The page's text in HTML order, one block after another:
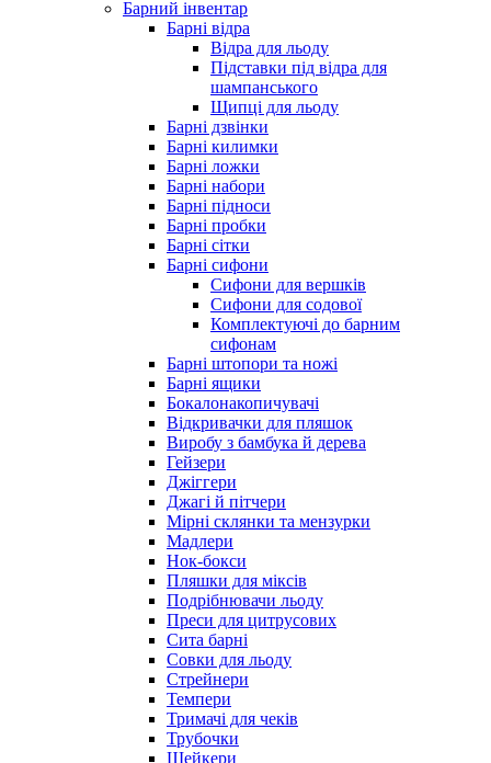
Барний інвентар
Барні відра
Відра для льоду
Підставки під відра для
шампанського
Щипці для льоду
Барні дзвінки
Барні килимки
Барні ложки
Барні набори
Барні підноси
Барні пробки
Барні сітки
Барні сифони
Сифони для вершків
Сифони для содової
Комплектуючі до барним
сифонам
Барні штопори та ножі
Барні ящики
Бокалонакопичувачі
Відкривачки для пляшок
Виробу з бамбука й дерева
Гейзери
Джіггери
Джагі й пітчери
Мірні склянки та мензурки
Мадлери
Нок-бокси
Пляшки для міксів
Подрібнювачи льоду
Преси для цитрусових
Сита барні
Совки для льоду
Стрейнери
Темпери
Тримачі для чеків
Трубочки
Шейкери